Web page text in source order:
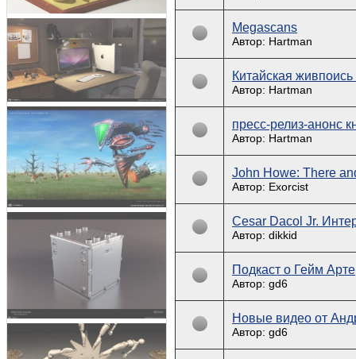
Megascans
Автор: Hartman
Китайская
Автор: Hartman
пресс-релиз-анонс
Автор: Hartman
John Howe: There
Автор: Exorcist
Cesar Dacol Jr.
Автор: dikkid
Подкаст о Гейм Арте
Автор: gd6
Новые видео от
Автор: gd6